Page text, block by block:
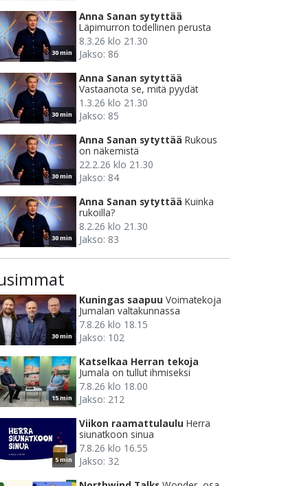
30 min
Anna Sanan sytyttää
Läpimurron todellinen perusta
8.3.26 klo 21.30
Jakso: 86
30 min
Anna Sanan sytyttää
Vastaanota se, mitä pyydät
1.3.26 klo 21.30
Jakso: 85
30 min
Anna Sanan sytyttää Rukous
on näkemistä
22.2.26 klo 21.30
Jakso: 84
30 min
Anna Sanan sytyttää Kuinka
rukoilla?
8.2.26 klo 21.30
Jakso: 83
30 min
Kuningas saapuu Voimatekoja
Jumalan valtakunnassa
7.8.26 klo 18.15
Jakso: 102
15 min
Katselkaa Herran tekoja
Jumala on tullut ihmiseksi
7.8.26 klo 18.00
Jakso: 212
5 min
Viikon raamattulaulu Herra
siunatkoon sinua
7.8.26 klo 16.55
Jakso: 32